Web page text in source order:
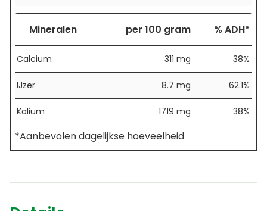
Mineralen per 100 gram % ADH*
Calcium 311 mg 38%
IJzer 8.7 mg 62.1%
Kalium 1719 mg 38%
*Aanbevolen dagelijkse hoeveelheid